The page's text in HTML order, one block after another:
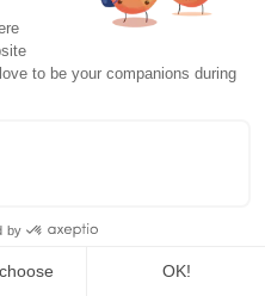
introduire un score
Quels secteurs,
Colin
to be your companions during
by
OK!